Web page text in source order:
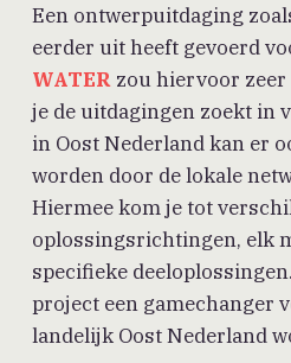
Een ontwerpuitdaging
eerder uit heeft gevoerd
WATERzou hiervoor
je de uitdagingen zoekt in
in Oost Nederland kan er
worden door de lokale
Hiermee kom je tot
oplossingsrichtingen, elk
specifieke
project een gamechanger
landelijk Oost Nederland